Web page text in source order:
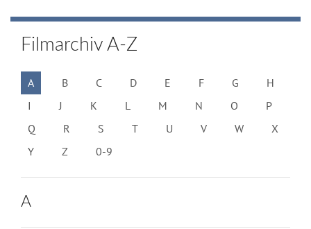
Filmarchiv A-Z
A B C D E F G
H
I
J K L M N O
P
Q
R S T U V W
X
Y
Z 0-9
A